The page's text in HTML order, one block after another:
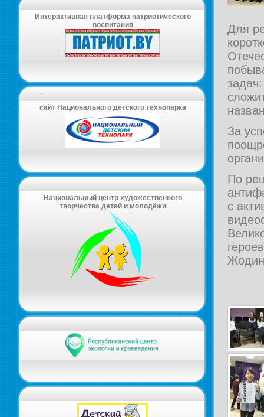
Интерактивная платформа патриотического
воспитания
-
сайт Национального детского технопарка
Национальный центр художественного
творчества детей и молодёжи
Для
За
По
с